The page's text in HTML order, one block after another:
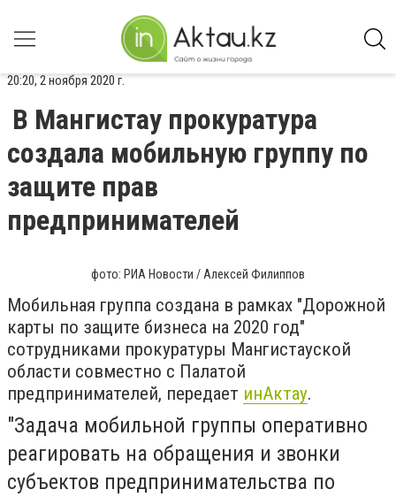
20:20, 2 ноября 2020 г.
В Мангистау прокуратура
создала мобильную группу по
защите прав
предпринимателей
фото: РИА Новости / Алексей Филиппов
Мобильная группа создана в рамках "Дорожной
карты по защите бизнеса на 2020 год"
сотрудниками прокуратуры Мангистауской
области совместно с Палатой
предпринимателей, передает инАктау.
"Задача мобильной группы оперативно
реагировать на обращения и звонки
субъектов предпринимательства по